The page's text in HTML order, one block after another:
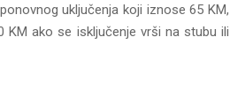
uključenja koji iznose 65 KM,
ako se isključenje vrši na stubu ili